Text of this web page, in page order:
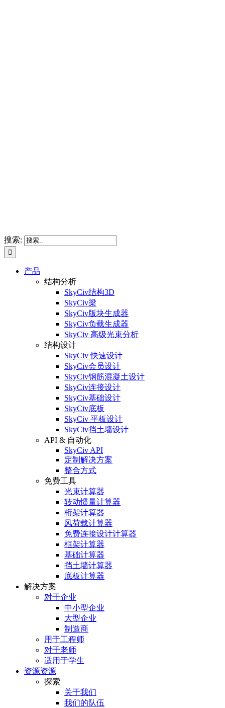
搜索:
产品
结构分析
SkyCiv结构3D
SkyCiv梁
SkyCiv版块生成器
SkyCiv负载生成器
SkyCiv 高级光束分析
结构设计
SkyCiv 快速设计
SkyCiv会员设计
SkyCiv钢筋混凝土设计
SkyCiv连接设计
SkyCiv基础设计
SkyCiv底板
SkyCiv 平板设计
SkyCiv挡土墙设计
API & 自动化
SkyCiv API
定制解决方案
整合方式
免费工具
光束计算器
转动惯量计算器
桁架计算器
风荷载计算器
免费连接设计计算器
框架计算器
基础计算器
挡土墙计算器
底板计算器
解决方案
对于企业
中小型企业
大型企业
制造商
用于工程师
对于老师
适用于学生
资源资源
探索
关于我们
我们的队伍